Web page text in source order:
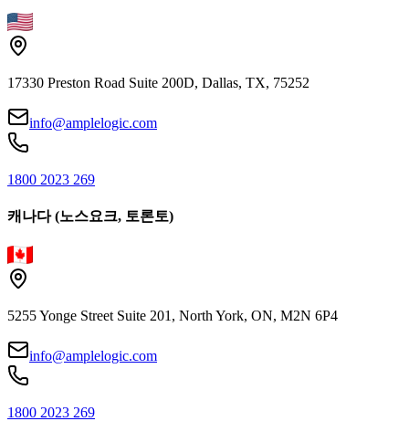
17330 Preston Road Suite 200D, Dallas, TX, 75252
info@amplelogic.com
1800 2023 269
캐나다 (노스요크, 토론토)
5255 Yonge Street Suite 201, North York, ON, M2N 6P4
info@amplelogic.com
1800 2023 269